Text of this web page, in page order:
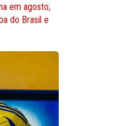
em agosto;
do Brasil e